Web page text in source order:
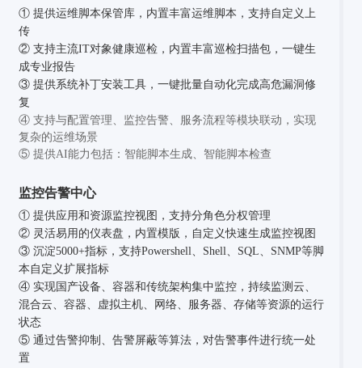
① 提供运维脚本保管库，内置丰富运维脚本，支持自定义上
传
② 支持主流IT对象健康巡检，内置丰富巡检扫描包，一键生
成专业报告
③ 提供系统补丁安装工具，一键批量自动化完成高危漏洞修
复
④ 支持与配置管理、监控告警、服务流程等模块联动，实现
复杂的运维场景
⑤ 提供AI能力包括：智能脚本生成、智能脚本检查
监控告警中心
① 提供应用和资源监控视图，支持分角色分权管理
② 灵活易用的仪表盘，内置模版，自定义快速生成监控视图
③ 沉淀5000+指标，支持Powershell、Shell、SQL、SNMP等脚
本自定义扩展指标
④ 实现国产设备、容器和传统架构集中监控，持续监测云、
混合云、容器、虚拟主机、网络、服务器、存储等资源的运行
状态
⑤ 通过告警抑制、告警屏蔽等算法，对告警事件进行统一处
置